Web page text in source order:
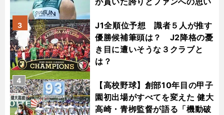
J1全順位予想 識者５人が推す
優勝候補筆頭は？ J2降格の憂
き目に遭いそうな３クラブと
は？
3
【高校野球】創部10年目の甲子
園初出場がすべてを変えた 健大
高崎・青栁監督が語る「機動破
4